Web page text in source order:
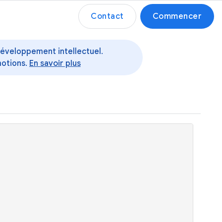
Contact Commencer
intellectuel.
En savoir plus